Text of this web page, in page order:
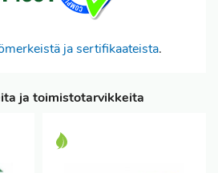
ja sertifikaateista.
ja toimistotarvikkeita